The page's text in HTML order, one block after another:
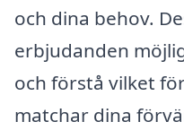
och dina behov.
erbjudanden
och förstå vilket
matchar dina